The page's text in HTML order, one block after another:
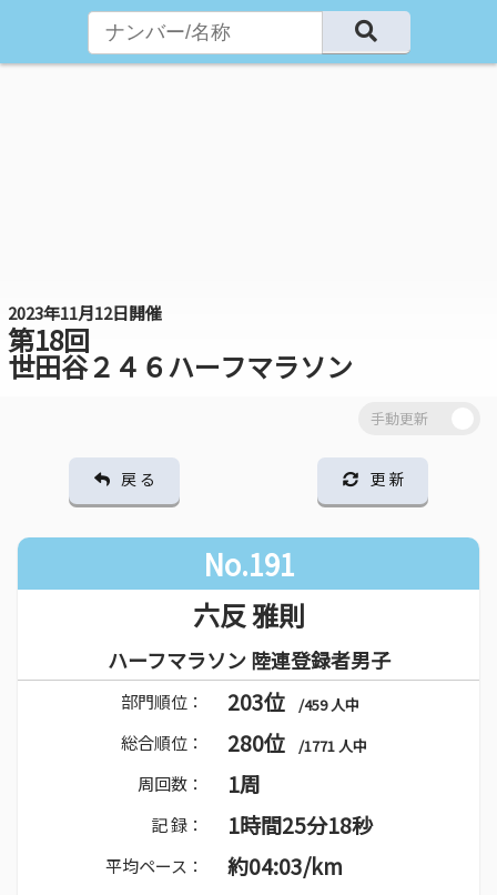
2023年11月12日開催
第18回
世田谷２４６ハーフマラソン
戻 る 更 新
No.191
六反 雅則
ハーフマラソン 陸連登録者男子
部門順位： 203位 /459 人中
総合順位： 280位 /1771 人中
周回数： 1周
記 録： 1時間25分18秒
平均ペース： 約04:03/km